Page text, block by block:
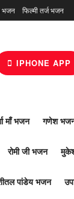
भजन फिल्मी तर्ज भजन
IPHONE APP
माँ भजन गणेश
रोमी जी भजन
पांडेय भजन